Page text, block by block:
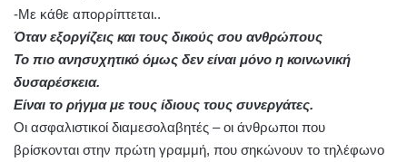
-Με κάθε απορρίπτεται..
Όταν εξοργίζεις και τους δικούς σου ανθρώπους
Το πιο ανησυχητικό όμως δεν είναι μόνο η κοινωνική
δυσαρέσκεια.
Είναι το ρήγμα με τους ίδιους τους συνεργάτες.
Οι ασφαλιστικοί διαμεσολαβητές – οι άνθρωποι που
βρίσκονται στην πρώτη γραμμή, που σηκώνουν το τηλέφωνο